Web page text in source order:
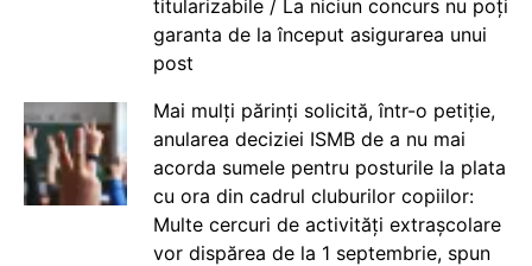
titularizabile / La niciun concurs nu poți
garanta de la început asigurarea unui
post
Mai mulți părinți solicită, într-o petiție,
anularea deciziei ISMB de a nu mai
acorda sumele pentru posturile la plata
cu ora din cadrul cluburilor copiilor:
Multe cercuri de activități extrașcolare
vor dispărea de la 1 septembrie, spun